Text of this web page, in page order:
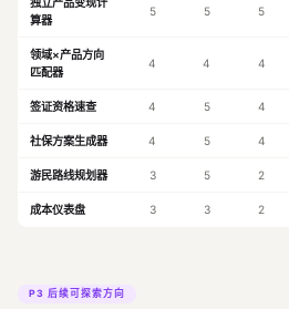
算器
5 5 5
领域×产品方向
匹配器
4 4 4
签证资格速查 4 5 4
社保方案生成器 4 5 4
游民路线规划器 3 5 2
成本仪表盘 3 3 2
P3 后续可探索方向